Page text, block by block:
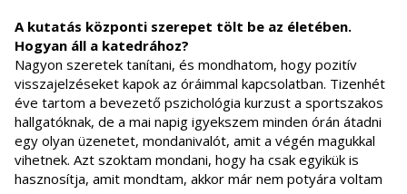
A kutatás központi szerepet tölt be az életében.
Hogyan áll a katedrához?
Nagyon szeretek tanítani, és mondhatom, hogy pozitív
visszajelzéseket kapok az óráimmal kapcsolatban. Tizenhét
éve tartom a bevezető pszichológia kurzust a sportszakos
hallgatóknak, de a mai napig igyekszem minden órán átadni
egy olyan üzenetet, mondanivalót, amit a végén magukkal
vihetnek. Azt szoktam mondani, hogy ha csak egyikük is
hasznosítja, amit mondtam, akkor már nem potyára voltam